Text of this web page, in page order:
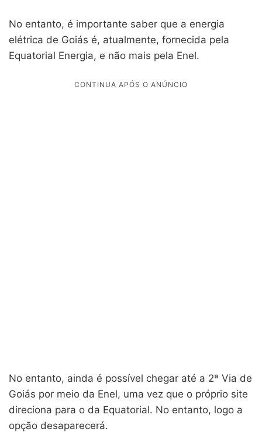
No entanto, é importante saber que a energia
elétrica de Goiás é, atualmente, fornecida pela
Equatorial Energia, e não mais pela Enel.
No entanto, ainda é possível chegar até a 2ª Via de
Goiás por meio da Enel, uma vez que o próprio site
direciona para o da Equatorial. No entanto, logo a
opção desaparecerá.